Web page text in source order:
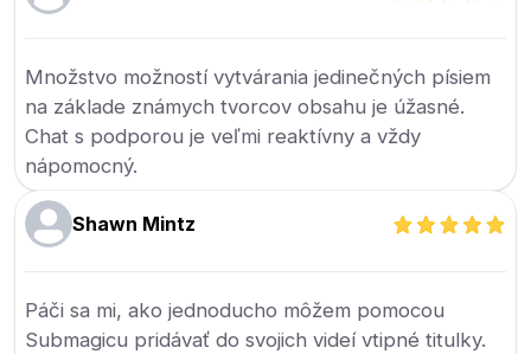
Množstvo možností vytvárania jedinečných písiem
na základe známych tvorcov obsahu je úžasné.
Chat s podporou je veľmi reaktívny a vždy
nápomocný.
Shawn Mintz
Páči sa mi, ako jednoducho môžem pomocou
Submagicu pridávať do svojich videí vtipné titulky.